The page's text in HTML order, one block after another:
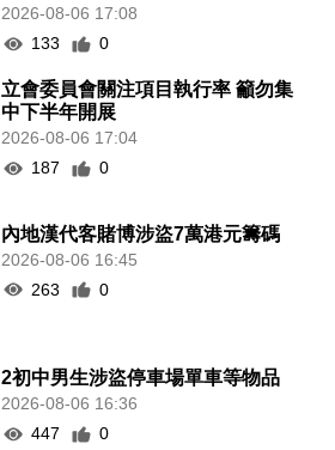
2026-08-06 17:08
133
0
立會委員會關注項目執行率 籲勿集
中下半年開展
2026-08-06 17:04
187
0
內地漢代客賭博涉盜7萬港元籌碼
2026-08-06 16:45
263
0
2初中男生涉盜停車場單車等物品
2026-08-06 16:36
447
0